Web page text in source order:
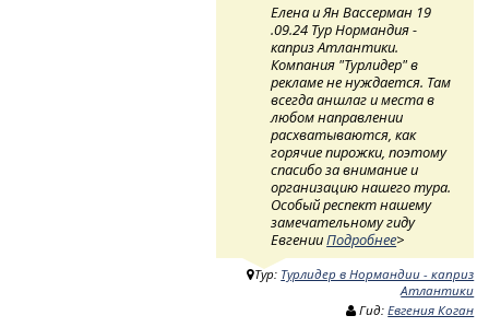
Елена и Ян Вассерман 19
.09.24 Тур Нормандия -
каприз Атлантики.
Компания "Турлидер" в
рекламе не нуждается. Там
всегда аншлаг и места в
любом направлении
расхватываются, как
горячие пирожки, поэтому
спасибо за внимание и
организацию нашего тура.
Особый респект нашему
замечательному гиду
ЕвгенииПодробнее>
Тур: Турлидер в Нормандии - каприз
Атлантики
Гид:Евгения Коган